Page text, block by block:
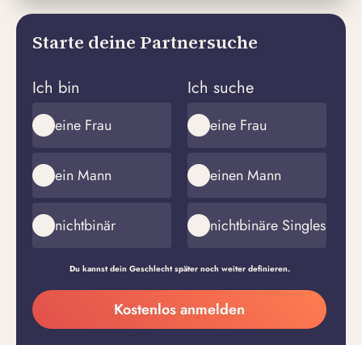
Starte deine Partnersuche
Ich bin
eine Frau
ein Mann
nichtbinär
Ich suche
eine Frau
einen Mann
nichtbinäre Singles
Du kannst dein Geschlecht später noch weiter definieren.
Meine
E-
Kostenlos anmelden